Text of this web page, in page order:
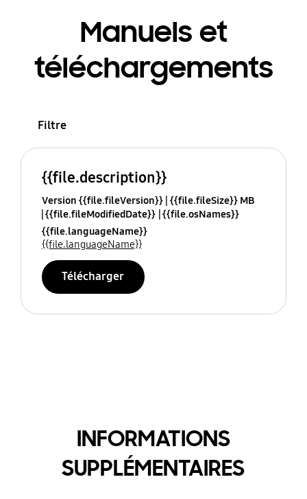
Manuels et
téléchargements
Filtre
{{file.description}}
Version {{file.fileVersion}} {{file.fileSize}} MB
{{file.fileModifiedDate}} {{file.osNames}}
{{file.languageName}}
{{file.languageName}}
Télécharger
INFORMATIONS
SUPPLÉMENTAIRES